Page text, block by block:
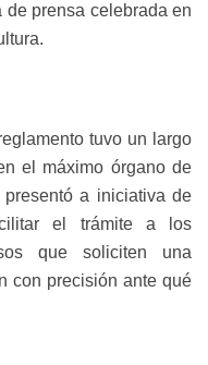
de prensa celebrada en
tuvo un largo
el máximo órgano de
a iniciativa de
el trámite a los
que soliciten una
con precisión ante qué